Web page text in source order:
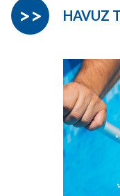
HAVUZ
>>